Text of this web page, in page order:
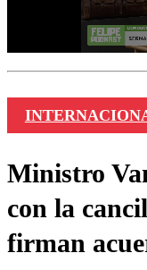
Ministro
con la
firman